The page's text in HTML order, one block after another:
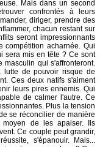
Mais dans un second
confrontés à leurs
diriger, prendre des
chacun restant sur
seront impressionnants
compétition acharnée. Qui
sera mis en tête ? Ce sont
qui s'affronteront.
lutte de pouvoir risque de
Ces deux natifs s'aiment
leurs pires ennemis. Qui
de calmer l'autre. Ce
Plus la tension
se réconcilier de manière
de les apaiser. Ils
Ce couple peut grandir,
s'épanouir. Mais...